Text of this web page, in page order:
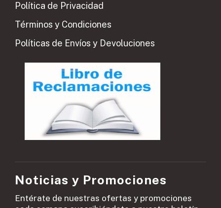
Política de Privacidad
Términos y Condiciones
Políticas de Envíos y Devoluciones
Noticias y Promociones
Entérate de nuestras ofertas y promociones